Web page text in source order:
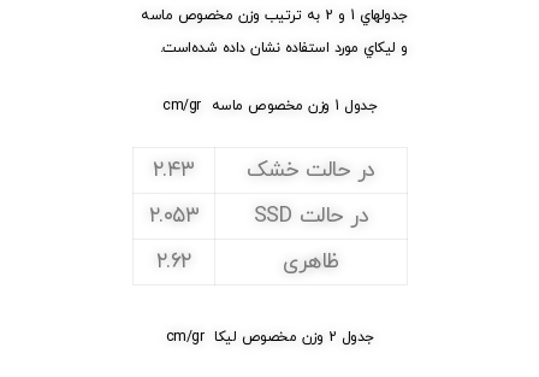
جدولهاي 1 و 2 به ترتيب وزن مخصوص ماسه
و ليكاي مورد استفاده نشان داده شده‌است.
cm/gr جدول 1 وزن مخصوص ماسه
در حالت خشک
۲.۴۳
در حالت SSD
۲.۰۵۳
ظاهری
۲.۶۲
cm/gr جدول 2 وزن مخصوص ليكا